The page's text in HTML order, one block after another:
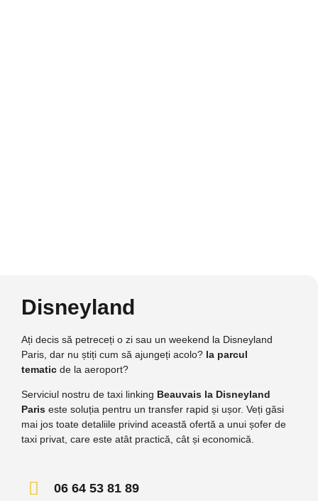
Disneyland
Ați decis să petreceți o zi sau un weekend la Disneyland
Paris, dar nu știți cum să ajungeți acolo? la parcul
tematic de la aeroport?
Serviciul nostru de taxi linking Beauvais la Disneyland
Paris este soluția pentru un transfer rapid și ușor. Veți găsi
mai jos toate detaliile privind această ofertă a unui șofer de
taxi privat, care este atât practică, cât și economică.
06 64 53 81 89